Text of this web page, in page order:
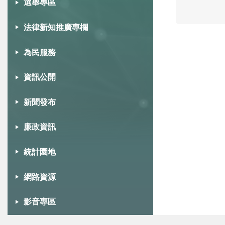
選舉專區
法律新知推廣專欄
為民服務
資訊公開
新聞發布
廉政資訊
統計園地
網路資源
影音專區